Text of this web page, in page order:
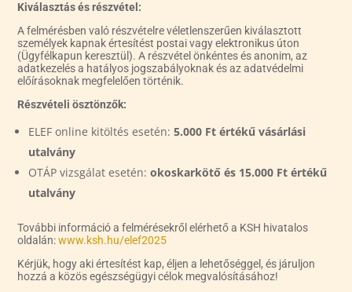
Kiválasztás és részvétel:
A felmérésben való részvételre véletlenszerűen kiválasztott
személyek kapnak értesítést postai vagy elektronikus úton
(Ügyfélkapun keresztül). A részvétel önkéntes és anonim, az
adatkezelés a hatályos jogszabályoknak és az adatvédelmi
előírásoknak megfelelően történik.
Részvételi ösztönzők:
ELEF online kitöltés esetén:5.000 Ft értékű vásárlási
utalvány
OTÁP vizsgálat esetén:okoskarkötő és 15.000 Ft értékű
utalvány
További információ a felmérésekről elérhető a KSH hivatalos
oldalán:www.ksh.hu/elef2025
Kérjük, hogy aki értesítést kap, éljen a lehetőséggel, és járuljon
hozzá a közös egészségügyi célok megvalósításához!